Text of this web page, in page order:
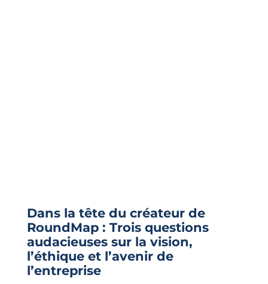
Dans la tête du créateur de
RoundMap : Trois questions
audacieuses sur la vision,
l’éthique et l’avenir de
l’entreprise